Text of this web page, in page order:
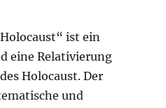
ist ein
eine Relativierung
Holocaust. Der
und